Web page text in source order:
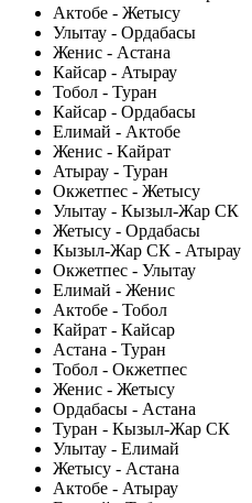
Актобе - Жетысу
Улытау - Ордабасы
Женис - Астана
Кайсар - Атырау
Тобол - Туран
Кайсар - Ордабасы
Елимай - Актобе
Женис - Кайрат
Атырау - Туран
Окжетпес - Жетысу
Улытау - Кызыл-Жар СК
Жетысу - Ордабасы
Кызыл-Жар СК - Атырау
Окжетпес - Улытау
Елимай - Женис
Актобе - Тобол
Кайрат - Кайсар
Астана - Туран
Тобол - Окжетпес
Женис - Жетысу
Ордабасы - Астана
Туран - Кызыл-Жар СК
Улытау - Елимай
Жетысу - Астана
Актобе - Атырау